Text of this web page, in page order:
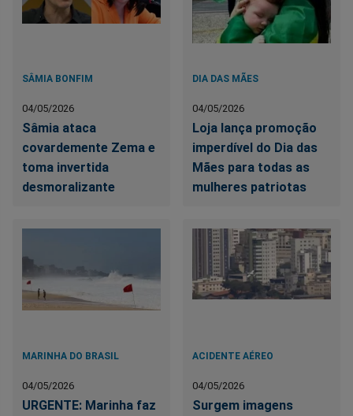
SÂMIA BONFIM
04/05/2026
Sâmia ataca
covardemente Zema e
toma invertida
desmoralizante
DIA DAS MÃES
04/05/2026
Loja lança promoção
imperdível do Dia das
Mães para todas as
mulheres patriotas
MARINHA DO BRASIL
04/05/2026
URGENTE: Marinha faz
ACIDENTE AÉREO
04/05/2026
Surgem imagens